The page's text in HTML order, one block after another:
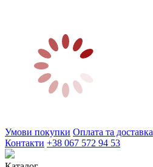
Умови покупки Оплата та доставка
Контакти +38 067 572 94 53